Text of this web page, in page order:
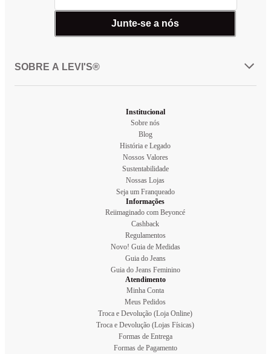
Junte-se a nós
SOBRE A LEVI'S®
Institucional
Sobre nós
Blog
História e Legado
Nossos Valores
Sustentabilidade
Nossas Lojas
Seja um Franqueado
Informações
Reiimaginado com Beyoncé
Cashback
Regulamentos
Novo! Guia de Medidas
Guia do Jeans
Guia do Jeans Feminino
Atendimento
Minha Conta
Meus Pedidos
Troca e Devolução (Loja Online)
Troca e Devolução (Lojas Físicas)
Formas de Entrega
Formas de Pagamento